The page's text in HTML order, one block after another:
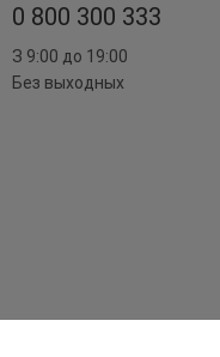
0 800 300 333
З 9:00 до 19:00
Без выходных